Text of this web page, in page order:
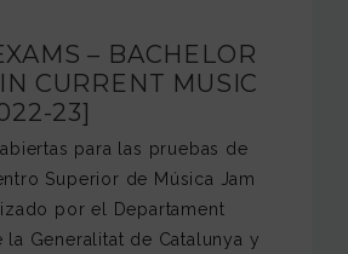
– BACHELOR
CURRENT MUSIC
23]
para las pruebas de
Superior de Música Jam
por el Departament
la Generalitat de Catalunya y